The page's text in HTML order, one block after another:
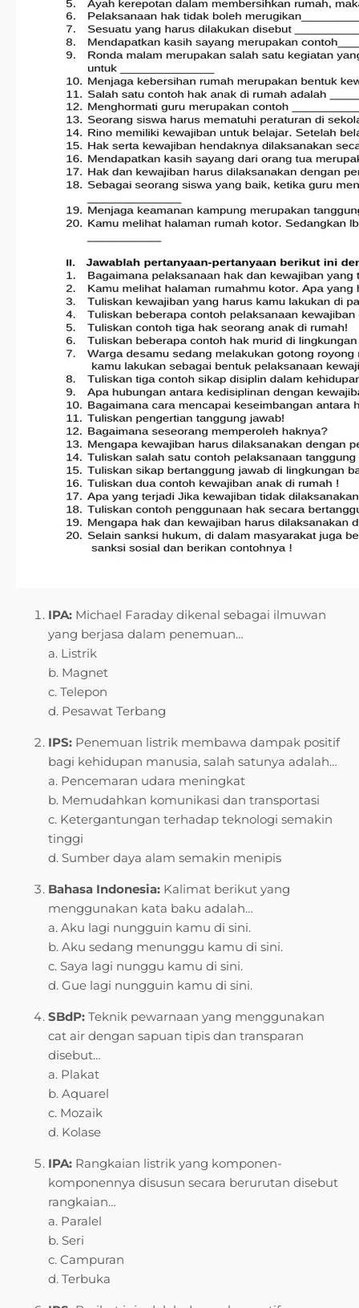
IPA: Michael Faraday dikenal sebagai ilmuwan
yang berjasa dalam penemuan…
a. Listrik
b. Magnet
c. Telepon
d. Pesawat Terbang
IPS: Penemuan listrik membawa dampak positif
bagi kehidupan manusia, salah satunya adalah…
a. Pencemaran udara meningkat
b. Memudahkan komunikasi dan transportasi
c. Ketergantungan terhadap teknologi semakin
tinggi
d. Sumber daya alam semakin menipis
Bahasa Indonesia: Kalimat berikut yang
menggunakan kata baku adalah…
a. Aku lagi nungguin kamu di sini.
b. Aku sedang menunggu kamu di sini.
c. Saya lagi nunggu kamu di sini.
d. Gue lagi nungguin kamu di sini.
SBdP: Teknik pewarnaan yang menggunakan
cat air dengan sapuan tipis dan transparan
disebut…
a. Plakat
b. Aquarel
c. Mozaik
d. Kolase
IPA: Rangkaian listrik yang komponen-
komponennya disusun secara berurutan disebut
rangkaian…
a. Paralel
b. Seri
c. Campuran
d. Terbuka